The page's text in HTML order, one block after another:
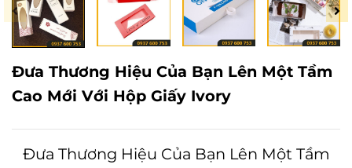
Đưa Thương Hiệu Của Bạn Lên Một Tầm
Cao Mới Với Hộp Giấy Ivory
Đưa Thương Hiệu Của Bạn Lên Một Tầm